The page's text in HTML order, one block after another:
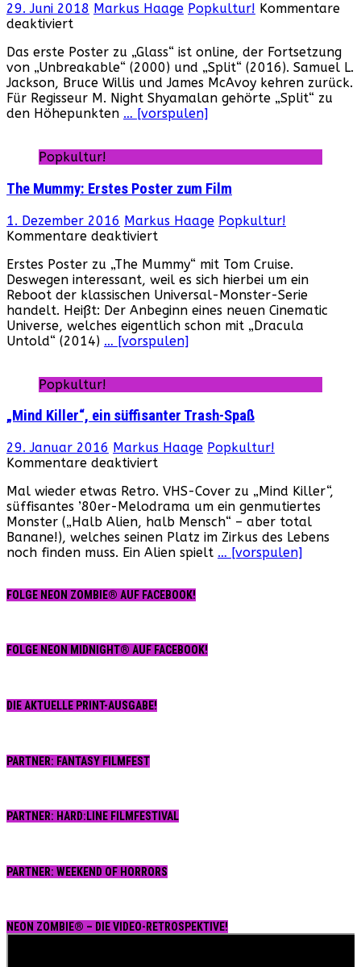
29. Juni 2018 Markus Haage Popkultur! Kommentare
deaktiviertfür
Poster
zu
„Glass“!
Das erste Poster zu „Glass“ ist online, der Fortsetzung
von „Unbreakable“ (2000) und „Split“ (2016). Samuel L.
Jackson, Bruce Willis und James McAvoy kehren zurück.
Für Regisseur M. Night Shyamalan gehörte „Split“ zu
den Höhepunkten … [vorspulen]
Popkultur!
The Mummy: Erstes Poster zum Film
1. Dezember 2016 Markus Haage Popkultur!
Kommentare deaktiviert
Mummy:
Erstes
Poster
zum
Film
Erstes Poster zu „The Mummy“ mit Tom Cruise.
Deswegen interessant, weil es sich hierbei um ein
Reboot der klassischen Universal-Monster-Serie
handelt. Heißt: Der Anbeginn eines neuen Cinematic
Universe, welches eigentlich schon mit „Dracula
Untold“ (2014) … [vorspulen]
Popkultur!
„Mind Killer“, ein süffisanter Trash-Spaß
29. Januar 2016 Markus Haage Popkultur!
Kommentare deaktiviertfür
Killer“,
ein
süffisanter
Trash-
Spaß
Mal wieder etwas Retro. VHS-Cover zu „Mind Killer“,
süffisantes ’80er-Melodrama um ein genmutiertes
Monster („Halb Alien, halb Mensch“ – aber total
Banane!), welches seinen Platz im Zirkus des Lebens
noch finden muss. Ein Alien spielt … [vorspulen]
FOLGE NEON ZOMBIE® AUF FACEBOOK!
FOLGE NEON MIDNIGHT® AUF FACEBOOK!
DIE AKTUELLE PRINT-AUSGABE!
PARTNER: FANTASY FILMFEST
PARTNER: HARD:LINE FILMFESTIVAL
PARTNER: WEEKEND OF HORRORS
NEON ZOMBIE® – DIE VIDEO-RETROSPEKTIVE!